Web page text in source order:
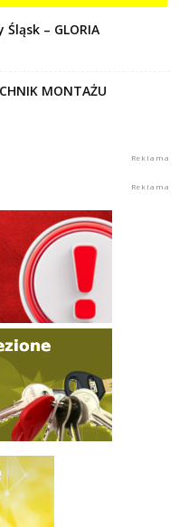
– GLORIA
MONTAŻU